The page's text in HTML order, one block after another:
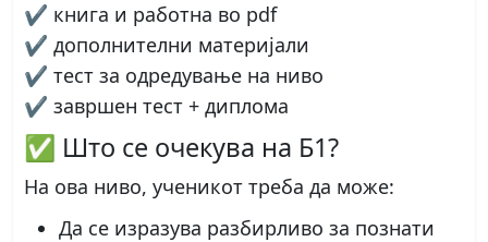
✔ книга и работна во pdf
✔ дополнителни материјали
✔ тест за одредување на ниво
✔ завршен тест + диплома
✅ Што се очекува на Б1?
На ова ниво, ученикот треба да може:
Да се изразува разбирливо за познати